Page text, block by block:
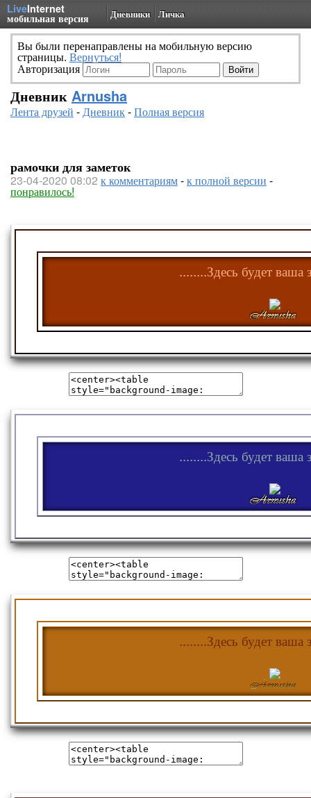
LiveInternet
мобильная версия Дневники Личка
Вы были перенаправлены на мобильную версию
страницы. Вернуться!
Авторизация
Дневник Arnusha
Лента друзей -Дневник-Полная версия
рамочки для заметок
23-04-2020 08:02 к комментариям-к полной версии -
понравилось!
........Здесь будет ваша
........Здесь будет ваша
........Здесь будет ваша